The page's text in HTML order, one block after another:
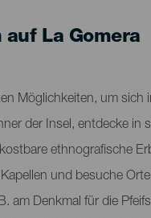
La Gomera
Möglichkeiten, um
der Insel, entdecke
ethnografische
und besuche
am Denkmal für die